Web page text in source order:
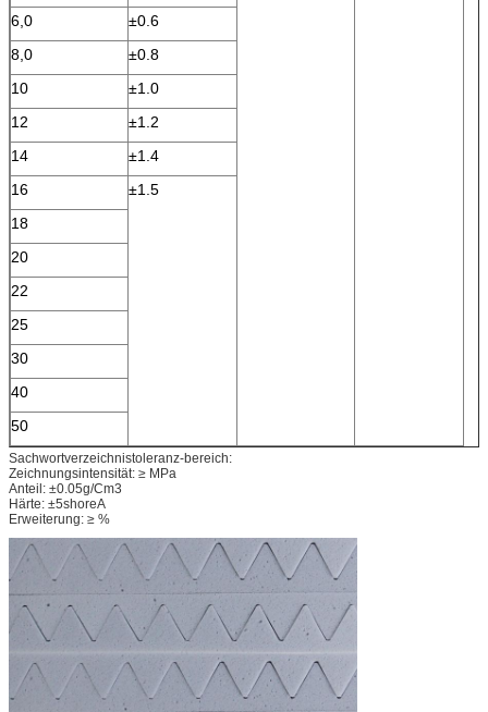
6,0
±0.6
8,0
±0.8
10
±1.0
12
±1.2
14
±1.4
16
±1.5
18
20
22
25
30
40
50
Sachwortverzeichnistoleranz-bereich:
Zeichnungsintensität: ≥ MPa
Anteil: ±0.05g/Cm3
Härte: ±5shoreA
Erweiterung: ≥ %